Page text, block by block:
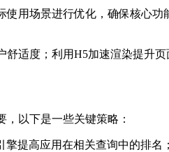
用场景进行优化，确保核心
适度；利用H5加速渲染提升
以下是一些关键策略：
提高应用在相关查询中的排